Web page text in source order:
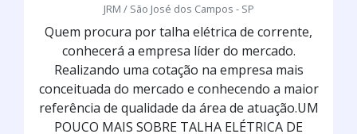
JRM / São José dos Campos - SP
Quem procura por talha elétrica de corrente,
conhecerá a empresa líder do mercado.
Realizando uma cotação na empresa mais
conceituada do mercado e conhecendo a maior
referência de qualidade da área de atuação.UM
POUCO MAIS SOBRE TALHA ELÉTRICA DE